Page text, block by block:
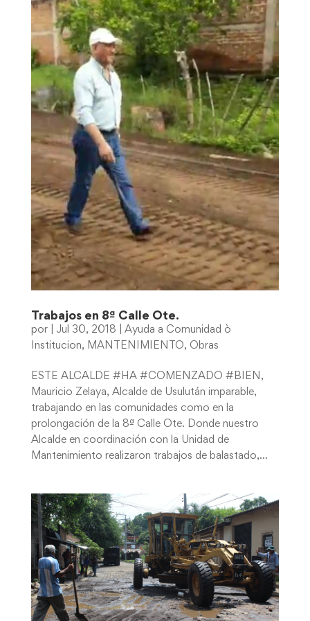
Trabajos en 8ª Calle Ote.
por Jul 30, 2018
Ayuda a Comunidad ò
Institucion, MANTENIMIENTO, Obras
ESTE ALCALDE #HA #COMENZADO #BIEN,
Mauricio Zelaya, Alcalde de Usulután imparable,
trabajando en las comunidades como en la
prolongación de la 8ª Calle Ote. Donde nuestro
Alcalde en coordinación con la Unidad de
Mantenimiento realizaron trabajos de balastado,...